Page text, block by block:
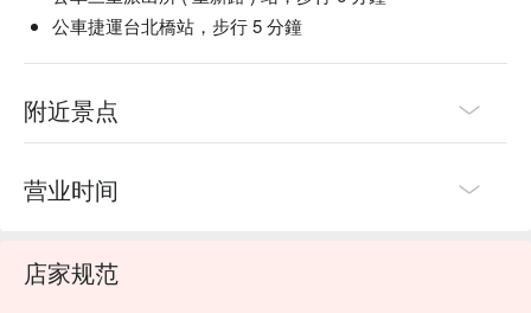
公車捷運台北橋站，步行 5 分鐘
附近景点
营业时间
店家规范